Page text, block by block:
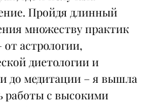
Пройдя длинный
множеству практик
астрологии,
диетологии и
до медитации – я вышла
работы с высокими